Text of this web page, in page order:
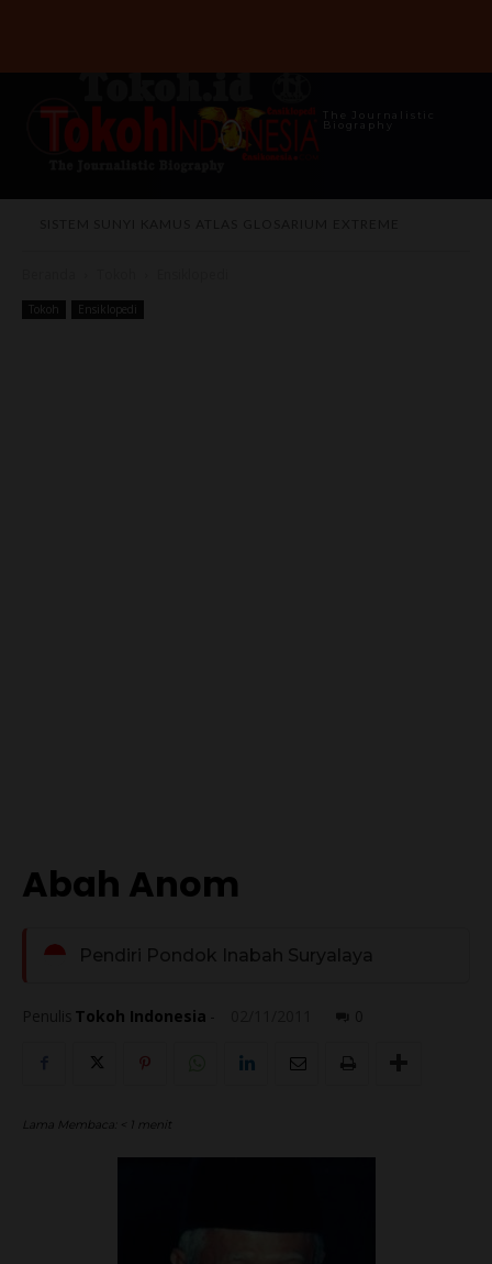
The Journalistic
Biography
Tokoh Ensiklopedi
Abah Anom
Pendiri Pondok Inabah Suryalaya
Tokoh Indonesia
Lama Membaca: < 1 menit